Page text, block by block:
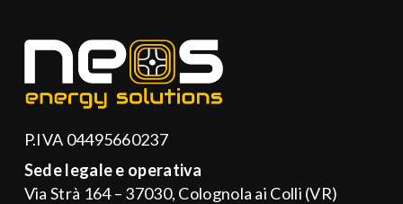
P.IVA 04495660237
Sede legale e operativa
Via Strà 164 – 37030, Colognola ai Colli (VR)